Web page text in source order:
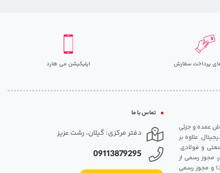
پرداخت سفارش اپلیکیشن می هارد
شروع فعالیت: سال 1395. نوع فعالیت: فروش عمده و جزئی
علاوه بر
و فولادی.
مجوز رسمی از
و مجوز رسمی
تماس با ما
دفتر مرکزی: گیلان، رشت عزیز
09113879295